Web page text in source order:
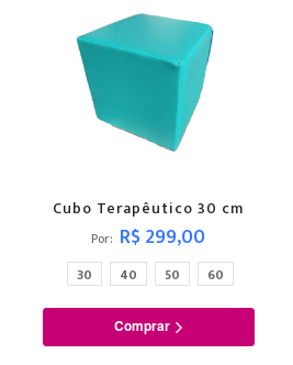
Cubo Terapêutico 30 cm
Por R$ 299,00
30 40 50 60
Comprar